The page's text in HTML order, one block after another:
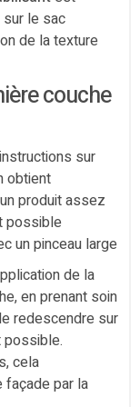
le sac
de la texture
couche
sur
obtient
produit assez
possible
un pinceau large
de la
en prenant soin
redescendre sur
possible.
cela
façade par la